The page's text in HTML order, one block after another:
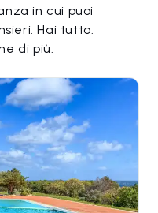
in cui puoi
Hai tutto.
di più.